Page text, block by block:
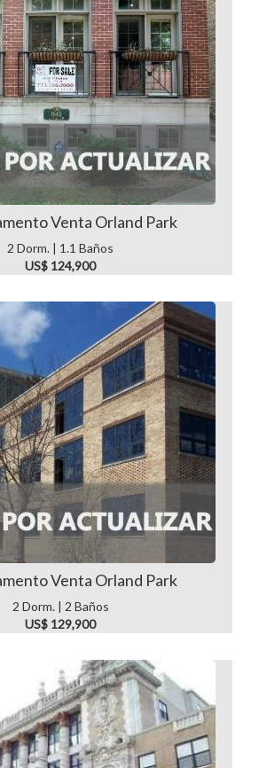
Venta Orland Park
2 Dorm. | 1.1 Baños
US$ 124,900
Venta Orland Park
2 Dorm. | 2 Baños
US$ 129,900